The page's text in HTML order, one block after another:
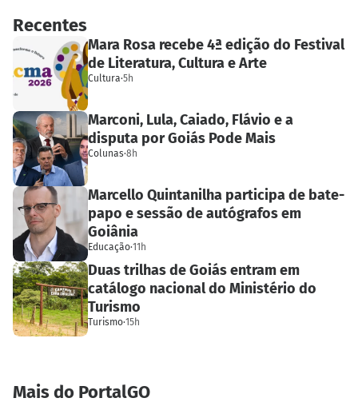
Recentes
Mara Rosa recebe 4ª edição do Festival
de Literatura, Cultura e Arte
Cultura·5h
Marconi, Lula, Caiado, Flávio e a
disputa por Goiás Pode Mais
Colunas·8h
Marcello Quintanilha participa de bate-
papo e sessão de autógrafos em
Goiânia
Educação·11h
Duas trilhas de Goiás entram em
catálogo nacional do Ministério do
Turismo
Turismo·15h
Mais do PortalGO